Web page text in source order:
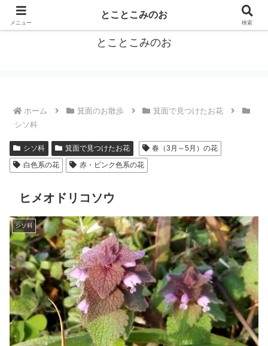
箕面をトコトコお散歩しながらご紹介
とことこみのお
ホーム 箕面のお散歩
箕面で見つけたお花
シソ科
シソ科 箕面で見つけたお花
春（3月～5月）の花
白色系の花
赤・ピンク色系の花
ヒメオドリコソウ
シソ科
メニュー
とことこみのお
検索